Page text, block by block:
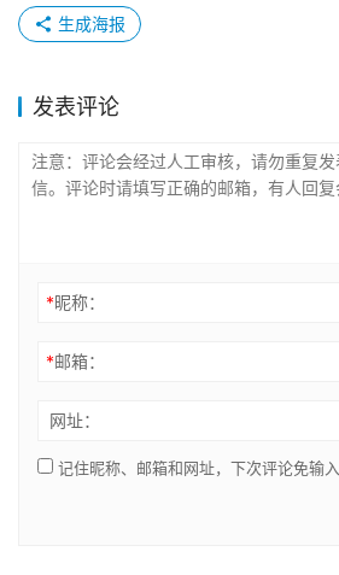
生成海报
发表评论
*昵称：
*邮箱：
网址：
记住昵称、邮箱和网址，下次评论免输入